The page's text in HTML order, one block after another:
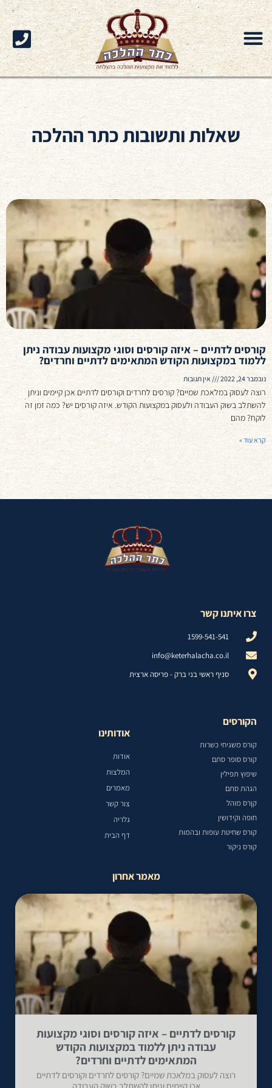
שאלות ותשובות כתר ההלכה
קורסים לדתיים – איזה קורסים וסוגי מקצועות עבודה ניתן
ללמוד במקצועות הקודש המתאימים לדתיים וחרדים?
נובמבר 24, 2022 אין תגובות
רוצה לעסוק במלאכת שמיים? קורסים לחרדים וקורסים לדתיים אכן קיימים וניתן
להשתלב בשוק העבודה ולעסוק במקצועות הקודש. איזה קורסים יש? כמה זמן זה
לוקח? מהם
קרא עוד »
צרו איתנו קשר
1599-541-541
info@keterhalacha.co.il
סניף ראשי בני ברק - פריסה ארצית
הקורסים
קורס משגיחי כשרות
קורס סופר סתם
שיפוץ תפילין
הגהת סתם
קןרס מוהל
חופה וקידושין
קורס שחיטת עופות ובהמות
קורס ניקור
אודותינו
אודות
המלצות
מאמרים
צור קשר
גלריה
דף הבית
מאמר אחרון
קורסים לדתיים – איזה קורסים וסוגי מקצועות
עבודה ניתן ללמוד במקצועות הקודש
המתאימים לדתיים וחרדים?
רוצה לעסוק במלאכת שמיים? קורסים לחרדים וקורסים לדתיים